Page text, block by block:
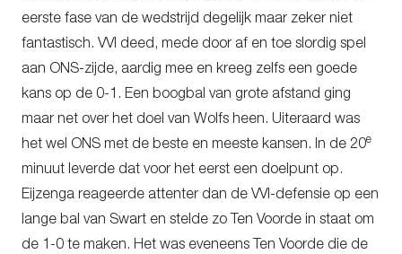
eerste fase van de wedstrijd degelijk maar zeker niet
fantastisch. VVI deed, mede door af en toe slordig spel
aan ONS-zijde, aardig mee en kreeg zelfs een goede
kans op de 0-1. Een boogbal van grote afstand ging
maar net over het doel van Wolfs heen. Uiteraard was
het wel ONS met de beste en meeste kansen. In de 20e
minuut leverde dat voor het eerst een doelpunt op.
Eijzenga reageerde attenter dan de VVI-defensie op een
lange bal van Swart en stelde zo Ten Voorde in staat om
de 1-0 te maken. Het was eveneens Ten Voorde die de